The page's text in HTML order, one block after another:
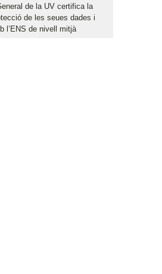
de la UV certifica la
de les seues dades i
l’ENS de nivell mitjà